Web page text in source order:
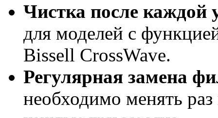
Чистка после каждой
для моделей с
Bissell CrossWave.
Регулярная замена
необходимо менять